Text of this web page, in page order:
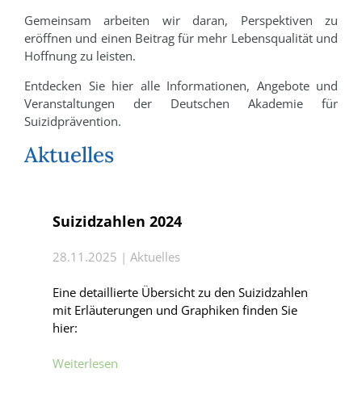
Gemeinsam arbeiten wir daran, Perspektiven zu
eröffnen und einen Beitrag für mehr Lebensqualität und
Hoffnung zu leisten.
Entdecken Sie hier alle Informationen, Angebote und
Veranstaltungen der Deutschen Akademie für
Suizidprävention.
Aktuelles
Suizidzahlen 2024
28.11.2025 | Aktuelles
Eine detaillierte Übersicht zu den Suizidzahlen
mit Erläuterungen und Graphiken finden Sie
hier:
Weiterlesen